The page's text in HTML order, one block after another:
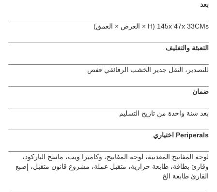
بعد
145x 47x 33CMs (H × العرض × العمق)
التعبئة والتغليف
للتصدير، النقل جدير الخشب الرقائقي قفص
ضمان
بعد سنة واحدة من تاريخ التسليم
Periperals اختياري
لوحة المفاتيح المعدنية، لوحة المفاتيح، وكاميرا ويب، ماسح الباركود،
وقارئ بطاقة، طابعة حرارية، متقبل عملة، مشروع قانون متقبل، إصبع
القارئ طابعة الخ